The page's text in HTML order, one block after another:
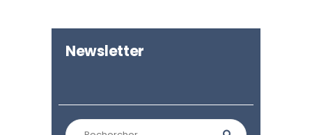
Newsletter
Rechercher :